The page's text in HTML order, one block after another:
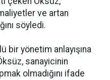
ve artan
söyledi.
bir yönetim anlayışına
sanayicinin
olmadığını ifade